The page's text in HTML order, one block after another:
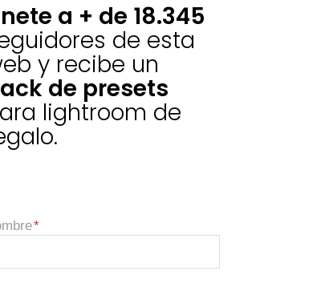
a + de 18.345
de esta
y recibe un
de presets
lightroom de